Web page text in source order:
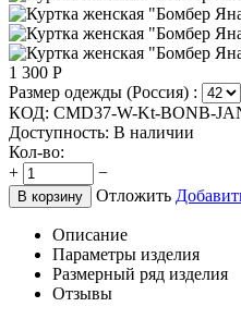
1 300 Р
Размер одежды (Россия) :
КОД: CMD37-W-Kt-BONB-
Доступность: В наличии
Кол-во:
+
−
В корзину Отложить
Описание
Параметры изделия
Размерный ряд изделия
Отзывы